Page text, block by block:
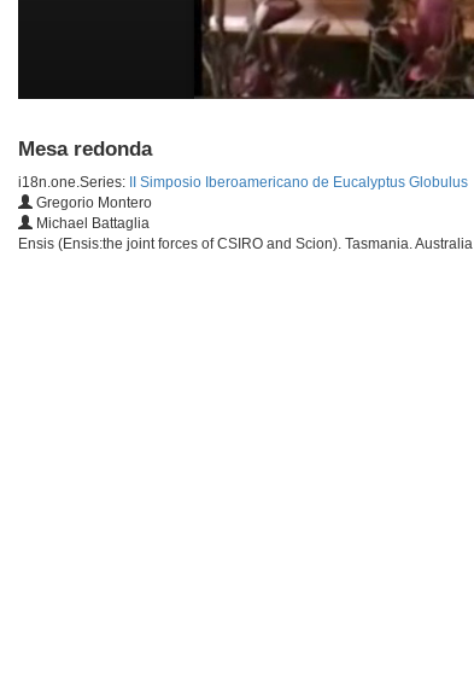
Mesa redonda
i18n.one.Series:
II Simposio Iberoamericano de Eucalyptus Globulus
Gregorio Montero
Michael Battaglia
Ensis (Ensis:the joint forces of CSIRO and Scion). Tasmania. Australia